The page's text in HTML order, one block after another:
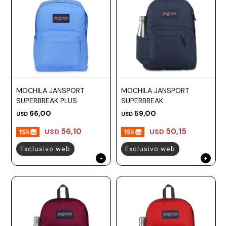
MOCHILA JANSPORT
SUPERBREAK PLUS
USD 66,00
USD 56,10
Exclusivo web
MOCHILA JANSPORT
SUPERBREAK
USD 59,00
USD 50,15
Exclusivo web